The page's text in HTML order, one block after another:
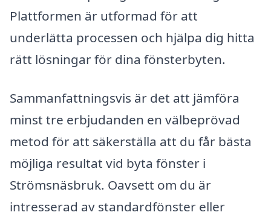
Plattformen är utformad för att
underlätta processen och hjälpa dig hitta
rätt lösningar för dina fönsterbyten.
Sammanfattningsvis är det att jämföra
minst tre erbjudanden en välbeprövad
metod för att säkerställa att du får bästa
möjliga resultat vid byta fönster i
Strömsnäsbruk. Oavsett om du är
intresserad av standardfönster eller